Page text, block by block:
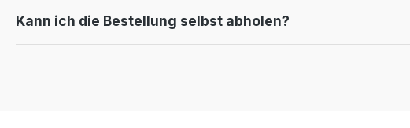
Kann ich die Bestellung selbst abholen?